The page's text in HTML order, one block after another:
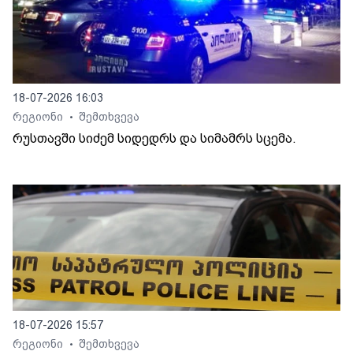
18-07-2026 16:03
რეგიონი
• შემთხვევა
რუსთავში სიძემ სიდედრს და სიმამრს სცემა.
18-07-2026 15:57
რეგიონი
• შემთხვევა